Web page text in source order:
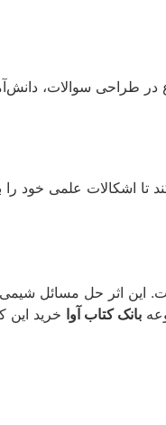
سوالات،
تا اشکالات علمی خود
این اثر حل مسائل
بانک کتاب آوا خرید این